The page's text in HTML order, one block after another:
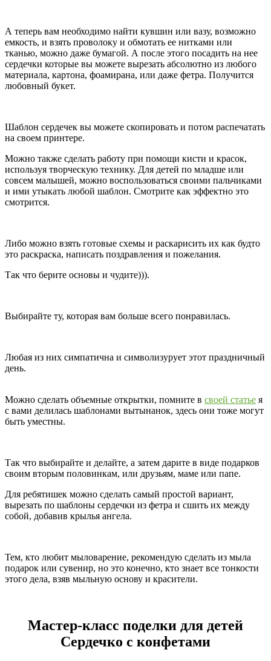
А теперь вам необходимо найти кувшин или вазу, возможно
емкость, и взять проволоку и обмотать ее нитками или
тканью, можно даже бумагой. А после этого посадить на нее
сердечки которые вы можете вырезать абсолютно из любого
материала, картона, фоамирана, или даже фетра. Получится
любовный букет.
Шаблон сердечек вы можете скопировать и потом распечатать
на своем принтере.
Можно также сделать работу при помощи кисти и красок,
используя творческую технику. Для детей по младше или
совсем малышей, можно воспользоваться своими пальчиками
и ими утыкать любой шаблон. Смотрите как эффектно это
смотрится.
Либо можно взять готовые схемы и раскарисить их как будто
это раскраска, написать поздравления и пожелания.
Так что берите основы и чудите))).
Выбирайте ту, которая вам больше всего понравилась.
Любая из них симпатична и символизурует этот праздничный
день.
Можно сделать объемные открытки, помните в своей статье я
с вами делилась шаблонами вытынанок, здесь они тоже могут
быть уместны.
Так что выбирайте и делайте, а затем дарите в виде подарков
своим вторым половинкам, или друзьям, маме или папе.
Для ребятишек можно сделать самый простой вариант,
вырезать по шаблоны сердечки из фетра и сшить их между
собой, добавив крылья ангела.
Тем, кто любит мыловарение, рекомендую сделать из мыла
подарок или сувенир, но это конечно, кто знает все тонкости
этого дела, взяв мыльную основу и красители.
Мастер-класс поделки для детей
Сердечко с конфетами